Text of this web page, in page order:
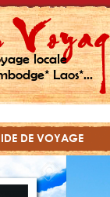
locale
Laos*...
DE VOYAGE